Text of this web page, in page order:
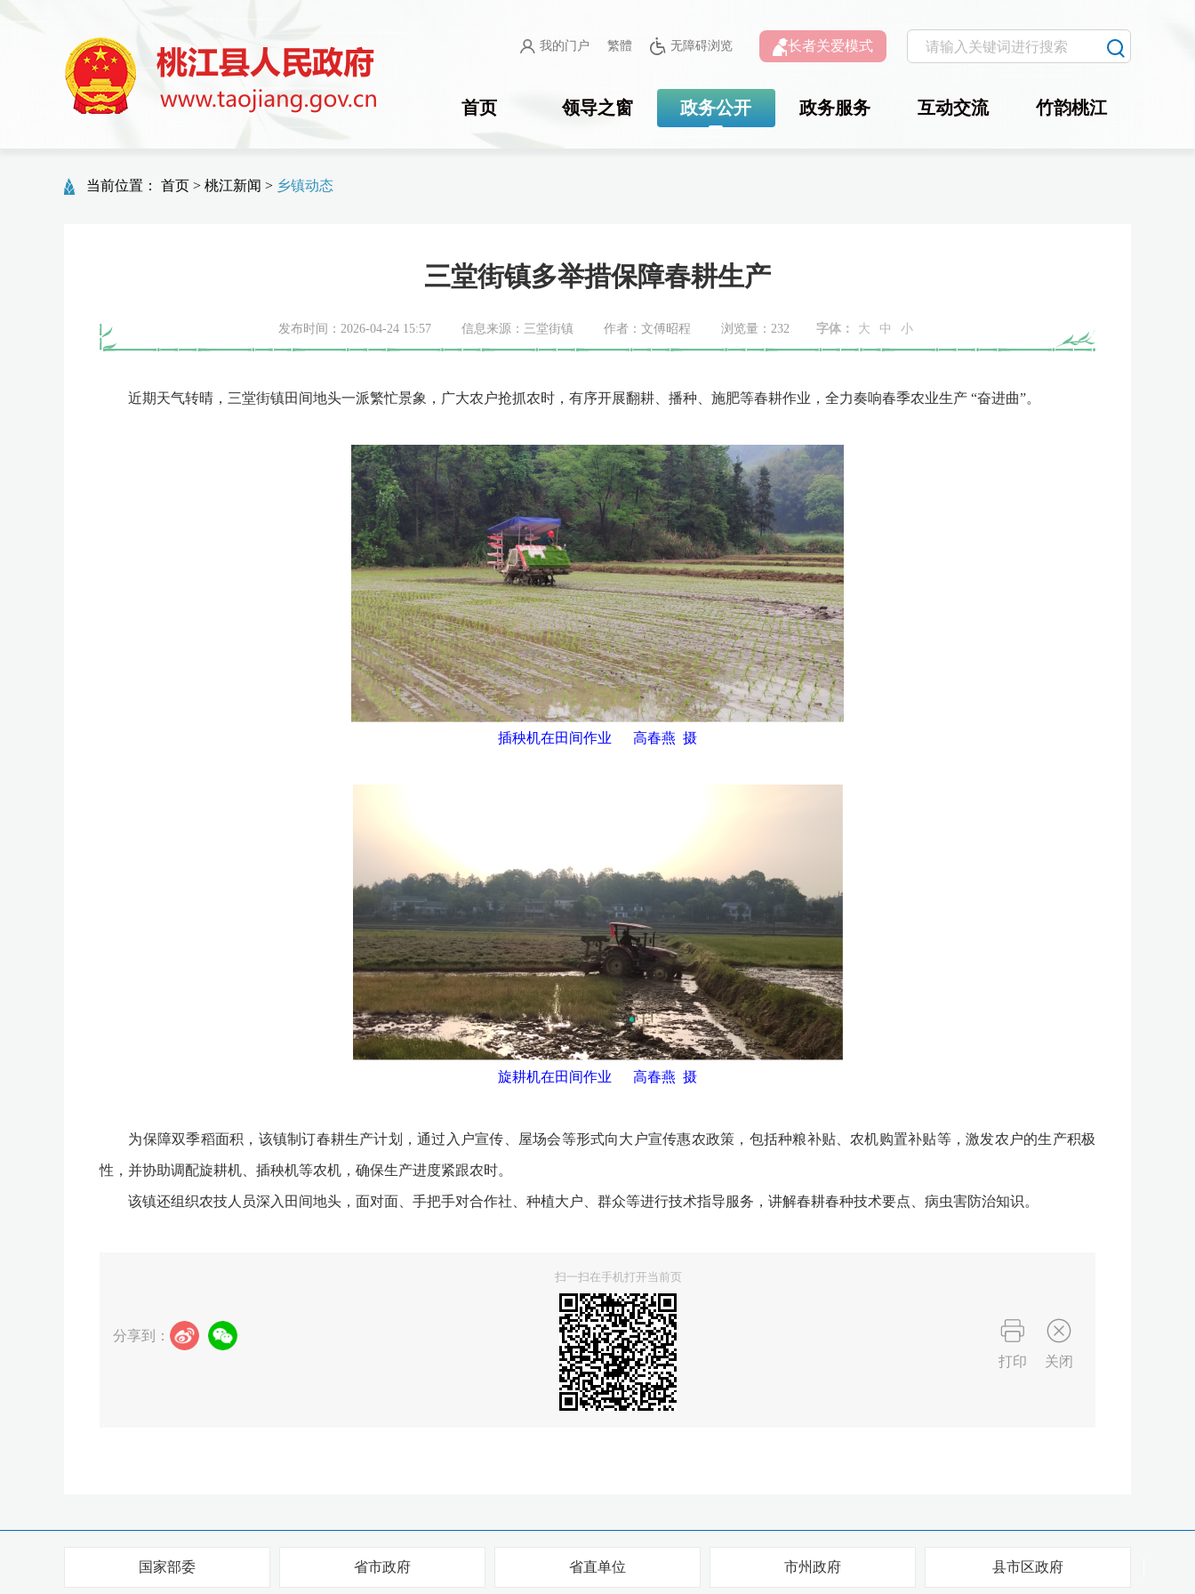
我的门户 繁體 无障碍浏览 长者关爱模式
首页 领导之窗 政务公开 政务服务 互动交流 竹韵桃江
当前位置： 首页 > 桃江新闻 > 乡镇动态
三堂街镇多举措保障春耕生产
发布时间：2026-04-24 15:57 信息来源：三堂街镇 作者：文傅昭程 浏览量： 232 字体： 大 中 小
近期天气转晴，三堂街镇田间地头一派繁忙景象，广大农户抢抓农时，有序开展翻耕、播种、施肥等春耕作业，全力奏响春季农业生产 “奋进曲”。
插秧机在田间作业 高春燕 摄
旋耕机在田间作业 高春燕 摄
为保障双季稻面积，该镇制订春耕生产计划，通过入户宣传、屋场会等形式向大户宣传惠农政策，包括种粮补贴、农机购置补贴等，激发农户的生产积极
性，并协助调配旋耕机、插秧机等农机，确保生产进度紧跟农时。
该镇还组织农技人员深入田间地头，面对面、手把手对合作社、种植大户、群众等进行技术指导服务，讲解春耕春种技术要点、病虫害防治知识。
分享到：
扫一扫在手机打开当前页
打印 关闭
国家部委 省市政府 省直单位 市州政府 县市区政府